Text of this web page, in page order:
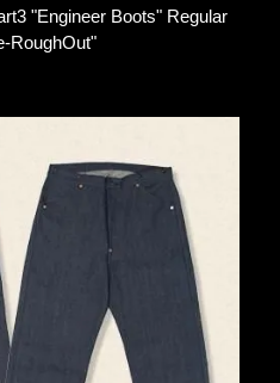
"Engineer Boots" Regular
RoughOut"